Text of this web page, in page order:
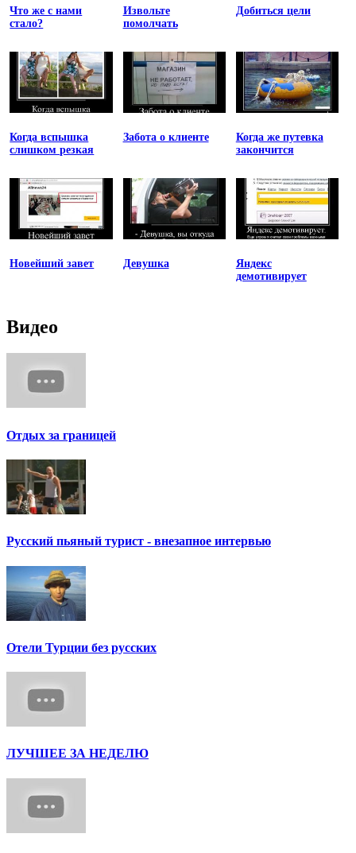
Что же с нами
стало?
Извольте
помолчать
Добиться цели
Когда вспышка
слишком резкая
Забота о клиенте
Когда же путевка
закончится
Новейший завет Девушка
Яндекс
демотивирует
Видео
Отдых за границей
Русский пьяный турист - внезапное интервью
Отели Турции без русских
ЛУЧШЕЕ ЗА НЕДЕЛЮ